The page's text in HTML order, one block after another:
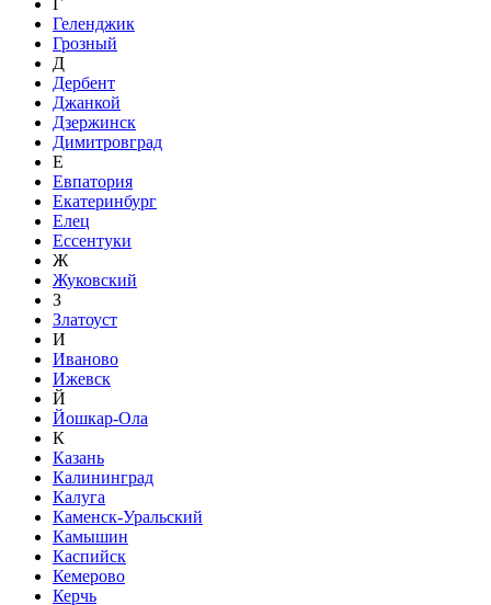
Г
Геленджик
Грозный
Д
Дербент
Джанкой
Дзержинск
Димитровград
Е
Евпатория
Екатеринбург
Елец
Ессентуки
Ж
Жуковский
З
Златоуст
И
Иваново
Ижевск
Й
Йошкар-Ола
К
Казань
Калининград
Калуга
Каменск-Уральский
Камышин
Каспийск
Кемерово
Керчь